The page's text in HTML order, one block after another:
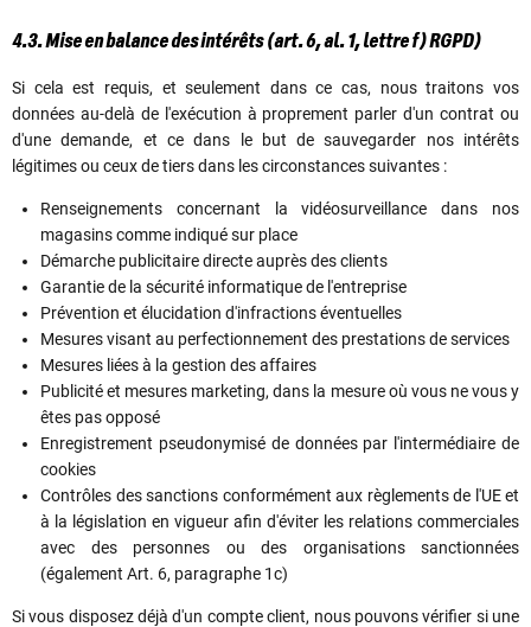
4.3. Mise en balance des intérêts (art. 6, al. 1, lettre f) RGPD)
Si cela est requis, et seulement dans ce cas, nous traitons vos
données au-delà de l'exécution à proprement parler d'un contrat ou
d'une demande, et ce dans le but de sauvegarder nos intérêts
légitimes ou ceux de tiers dans les circonstances suivantes :
Renseignements concernant la vidéosurveillance dans nos
magasins comme indiqué sur place
Démarche publicitaire directe auprès des clients
Garantie de la sécurité informatique de l'entreprise
Prévention et élucidation d'infractions éventuelles
Mesures visant au perfectionnement des prestations de services
Mesures liées à la gestion des affaires
Publicité et mesures marketing, dans la mesure où vous ne vous y
êtes pas opposé
Enregistrement pseudonymisé de données par l'intermédiaire de
cookies
Contrôles des sanctions conformément aux règlements de l'UE et
à la législation en vigueur afin d'éviter les relations commerciales
avec des personnes ou des organisations sanctionnées
(également Art. 6, paragraphe 1c)
Si vous disposez déjà d'un compte client, nous pouvons vérifier si une